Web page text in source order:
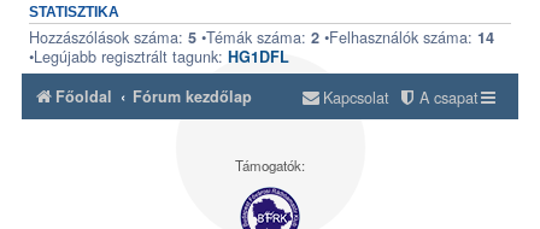
STATISZTIKA
Hozzászólások száma:5 •Témák száma:2 •Felhasználók száma:14
•Legújabb regisztrált tagunk:HG1DFL
Főoldal
Fórum kezdőlap A csapat
Kapcsolat
Támogatók: